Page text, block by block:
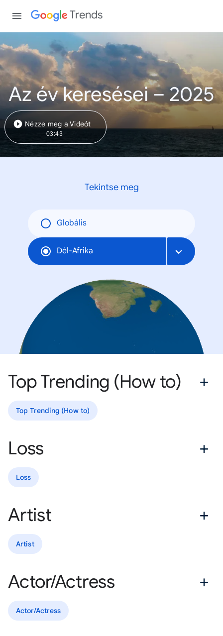
Trends
Az év keresései – 2025
Nézze meg a Videót
03:43
Tekintse meg
Globális
Dél-Afrika
Top Trending (How to)
Top Trending (How to)
Loss
Loss
Artist
Artist
Actor/Actress
Actor/Actress